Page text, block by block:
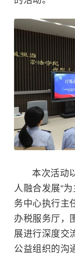
本次活动
人融合发展”
务中心执行主
办税服务厅，
展进行深度交
公益组织的沟